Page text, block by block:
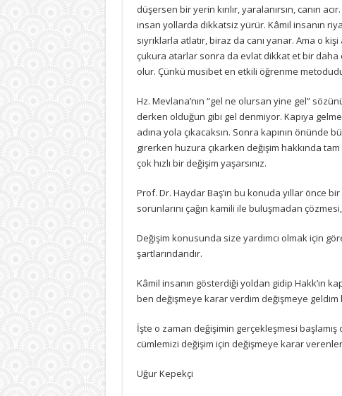
düşersen bir yerin kırılır, yaralanırsın, canın
insan yollarda dikkatsiz yürür. Kâmil insanın
sıyrıklarla atlatır, biraz da canı yanar. Ama o
çukura atarlar sonra da evlat dikkat et bir
olur. Çünkü musibet en etkili öğrenme
Hz. Mevlana’nın “gel ne olursan yine gel”
derken olduğun gibi gel denmiyor. Kapıya
adına yola çıkacaksın. Sonra kapının önünde
girerken huzura çıkarken değişim hakkında
çok hızlı bir değişim yaşarsınız.
Prof. Dr. Haydar Baş’ın bu konuda yıllar önce
sorunlarını çağın kamili ile buluşmadan çözmesi,
Değişim konusunda size yardımcı olmak için
şartlarındandır.
Kâmil insanın gösterdiği yoldan gidip Hakk’ın
ben değişmeye karar verdim değişmeye geldim
İşte o zaman değişimin gerçekleşmesi
cümlemizi değişim için değişmeye karar
Uğur Kepekçi